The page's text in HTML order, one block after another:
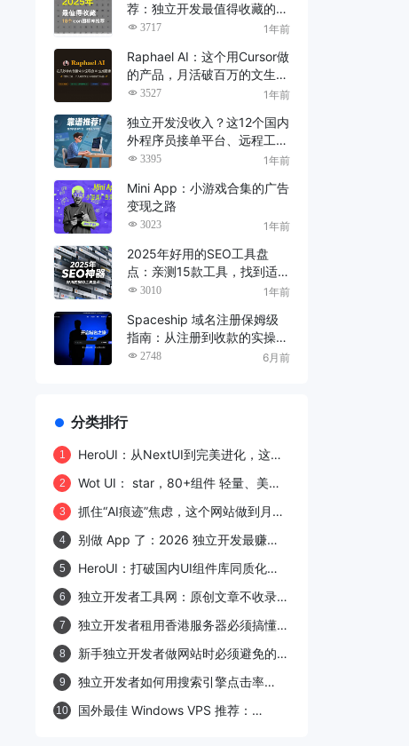
荐：独立开发最值得收藏的建
站素材资源
3717 1年前
Raphael AI：这个用Cursor做
的产品，月活破百万的文生图
神器3527 1年前
独立开发没收入？这12个国内
外程序员接单平台、远程工作
平台，靠谱推荐！
3395 1年前
Mini App：小游戏合集的广告
变现之路
3023 1年前
2025年好用的SEO工具盘
点：亲测15款工具，找到适
合你的SEO神器！
3010 1年前
Spaceship 域名注册保姆级
指南：从注册到收款的实操教
程，小白也能轻松上手
2748 6月前
分类排行
1
HeroUI：从NextUI到完美进化，这个
2
Wot UI： star，80+组件 轻量、美
组件库
3
抓住“AI痕迹”焦虑，这个网站做到月访
并给出独立开发复刻路线
4
别做 App 了：2026 独立开发最赚钱
行动清单）
5
HeroUI：打破国内UI组件库同质化困
6
独立开发者工具网：原创文章不收录的
7
独立开发者租用香港服务器必须搞懂的
8
新手独立开发者做网站时必须避免的四
9
独立开发者如何用搜索引擎点击率
10
国外最佳 Windows VPS 推荐：